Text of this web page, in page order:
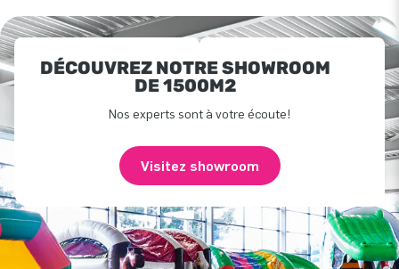
DÉCOUVREZ NOTRE SHOWROOM
DE 1500M2
Nos experts sont à votre écoute!
Visitez showroom